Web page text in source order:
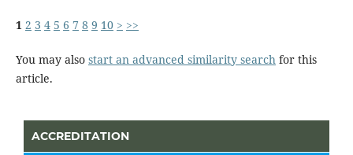
1 2 3 4 5 6 7 8 9 10 > >>
You may also start an advanced similarity search for this
article.
ACCREDITATION